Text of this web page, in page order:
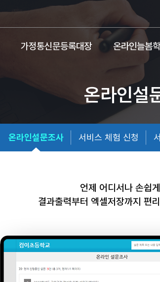
가정통신문등록대장 온라인늘봄
온라인설
온라인설문조사 서비스 체험 신청
언제 어디서나 손쉽
결과출력부터 엑셀저장까지 편